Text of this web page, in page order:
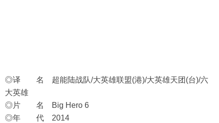
◎译 名 超能陆战队/大英雄联盟(港)/大英雄天团(台)/六
大英雄
◎片 名 Big Hero 6
◎年 代 2014